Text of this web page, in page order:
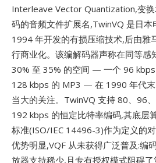
Interleave Vector Quantization,变
码的音频文件扩展名,TwinVQ 是日
1994 年开发的有损压缩技术,后由雅
行商业化。该编解码器声称在同等感
30% 至 35% 的空间 — 一个 96
128 kbps 的 MP3 — 在 1990 年代
当大的关注。TwinVQ 支持 80、96
192 kbps 的恒定比特率编码,其底层
标准(ISO/IEC 14496-3)作为定义的
优势明显,VQF 从未获得广泛普及:编
放器支持稀少,且专有授权模式阻碍